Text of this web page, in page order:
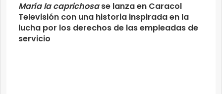
María la caprichosase lanza en Caracol
Televisión con una historia inspirada en la
lucha por los derechos de las empleadas de
servicio